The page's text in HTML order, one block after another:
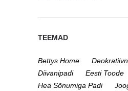
TEEMAD
Bettys Home
Diivanipadi
Eesti Toode
Hea Sõnumiga Padi